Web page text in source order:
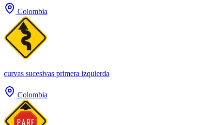
Colombia
curvas sucesivas primera izquierda
Colombia